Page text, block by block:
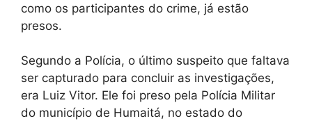
como os participantes do crime, já estão
presos.
Segundo a Polícia, o último suspeito que faltava
ser capturado para concluir as investigações,
era Luiz Vitor. Ele foi preso pela Polícia Militar
do município de Humaitá, no estado do